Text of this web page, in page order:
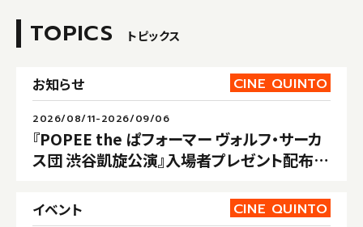
TOPICS トピックス
お知らせ CINE QUINTO
2026/08/11-2026/09/06
『POPEE the ぱフォーマー ヴォルフ・サーカ
ス団 渋谷凱旋公演』入場者プレゼント配布決
イベント CINE QUINTO